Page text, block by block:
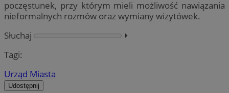
poczęstunek, przy którym mieli możliwość nawiązania
nieformalnych rozmów oraz wymiany wizytówek.
Słuchaj
⏵︎
Tagi:
Urząd Miasta
Udostępnij